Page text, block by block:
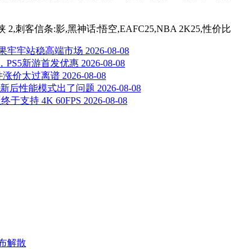
2,刺客信条:影,黑神话:悟空,EAFC25,NBA 2K25,性价比
牢牢站稳高端市场 2026-08-08
PS5新游首发优惠 2026-08-08
价太过离谱 2026-08-08
后性能模式出了问题 2026-08-08
于支持 4K 60FPS 2026-08-08
解散